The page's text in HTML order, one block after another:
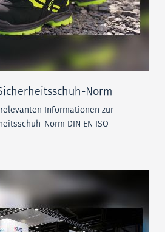
Norm
Informationen zur
Norm DIN EN ISO